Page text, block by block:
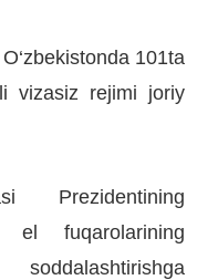
101ta
vizasiz rejimi joriy
Prezidentining
fuqarolarining